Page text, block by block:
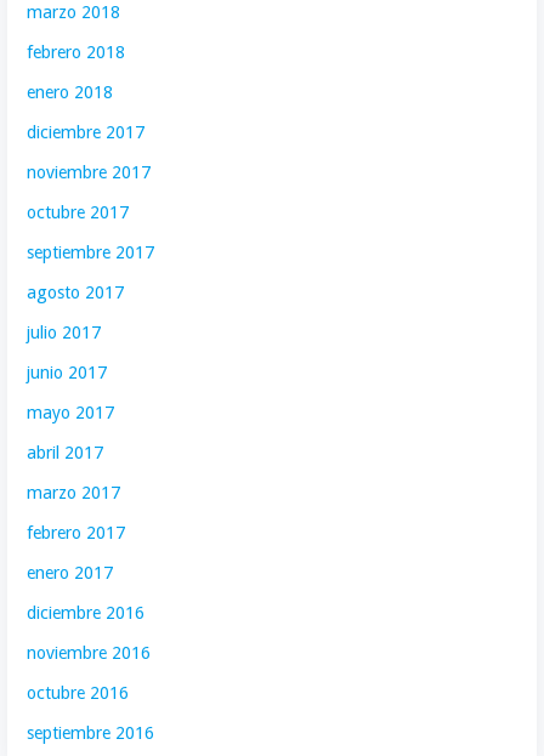
marzo 2018
febrero 2018
enero 2018
diciembre 2017
noviembre 2017
octubre 2017
septiembre 2017
agosto 2017
julio 2017
junio 2017
mayo 2017
abril 2017
marzo 2017
febrero 2017
enero 2017
diciembre 2016
noviembre 2016
octubre 2016
septiembre 2016